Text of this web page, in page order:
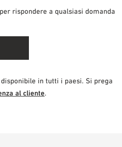
rispondere a qualsiasi domanda
in tutti i paesi. Si prega
al cliente.